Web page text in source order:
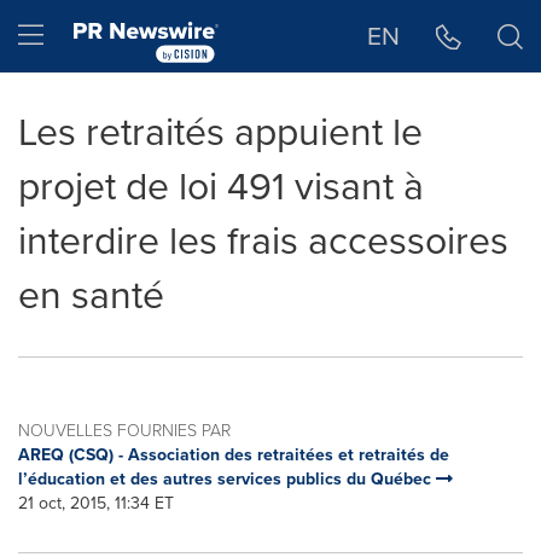
Hamburger menu EN
Les retraités appuient le
projet de loi 491 visant à
interdire les frais accessoires
en santé
NOUVELLES FOURNIES PAR
AREQ (CSQ) - Association des retraitées et retraités de
l’éducation et des autres services publics du Québec
21 oct, 2015, 11:34 ET